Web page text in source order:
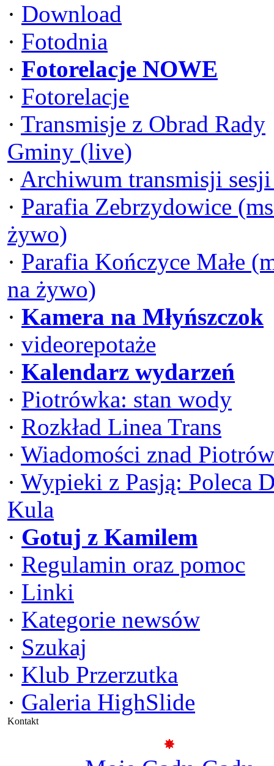
· Download
· Fotodnia
· Fotorelacje NOWE
· Fotorelacje
· Transmisje z Obrad Rady
Gminy (live)
· Archiwum transmisji
· Parafia Zebrzydowice
żywo)
· Parafia Kończyce Małe
na żywo)
· Kamera na Młyńszczok
· videorepotaże
· Kalendarz wydarzeń
· Piotrówka: stan wody
· Rozkład Linea Trans
· Wiadomości znad
· Wypieki z Pasją: Poleca
Kula
· Gotuj z Kamilem
· Regulamin oraz pomoc
· Linki
· Kategorie newsów
· Szukaj
· Klub Przerzutka
· Galeria HighSlide
Kontakt